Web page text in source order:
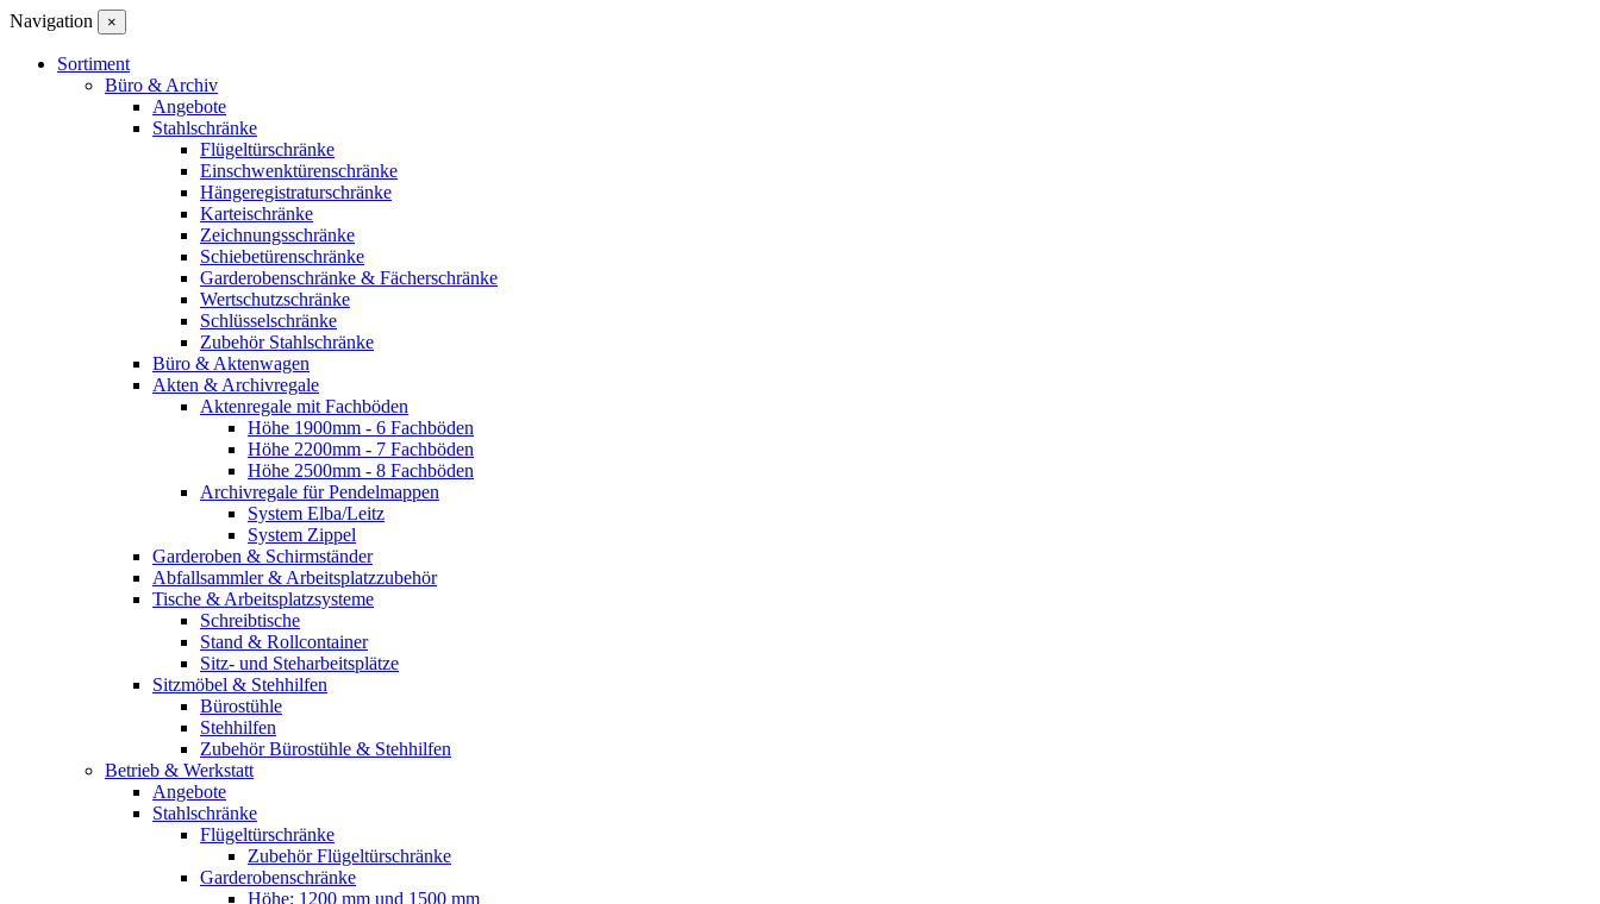
Navigation ×
Sortiment
Büro & Archiv
Angebote
Stahlschränke
Flügeltürschränke
Einschwenktürenschränke
Hängeregistraturschränke
Karteischränke
Zeichnungsschränke
Schiebetürenschränke
Garderobenschränke & Fächerschränke
Wertschutzschränke
Schlüsselschränke
Zubehör Stahlschränke
Büro & Aktenwagen
Akten & Archivregale
Aktenregale mit Fachböden
Höhe 1900mm - 6 Fachböden
Höhe 2200mm - 7 Fachböden
Höhe 2500mm - 8 Fachböden
Archivregale für Pendelmappen
System Elba/Leitz
System Zippel
Garderoben & Schirmständer
Abfallsammler & Arbeitsplatzzubehör
Tische & Arbeitsplatzsysteme
Schreibtische
Stand & Rollcontainer
Sitz- und Steharbeitsplätze
Sitzmöbel & Stehhilfen
Bürostühle
Stehhilfen
Zubehör Bürostühle & Stehhilfen
Betrieb & Werkstatt
Angebote
Stahlschränke
Flügeltürschränke
Zubehör Flügeltürschränke
Garderobenschränke
Höhe: 1200 mm und 1500 mm